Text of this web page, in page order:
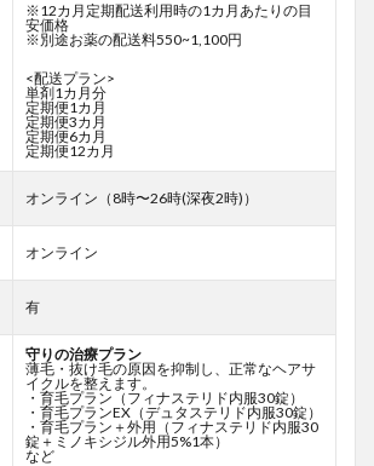
※12カ月定期配送利用時の1カ月あたりの目
安価格
※別途お薬の配送料550~1,100円
<配送プラン>
単剤1カ月分
定期便1カ月
定期便3カ月
定期便6カ月
定期便12カ月
オンライン（8時〜26時(深夜2時)）
オンライン
有
守りの治療プラン
薄毛・抜け毛の原因を抑制し、正常なヘアサ
イクルを整えます。
・育毛プラン（フィナステリド内服30錠）
・育毛プランEX（デュタステリド内服30錠）
・育毛プラン＋外用（フィナステリド内服30
錠＋ミノキシジル外用5%1本）
など